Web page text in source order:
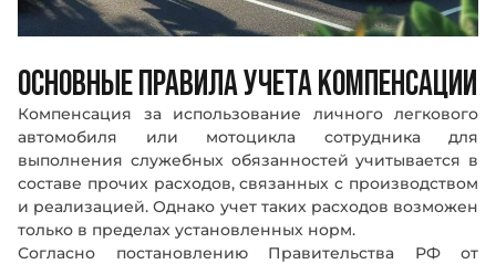
ОСНОВНЫЕ ПРАВИЛА УЧЕТА КОМПЕНСАЦИИ
Компенсация за использование личного легкового
автомобиля или мотоцикла сотрудника для
выполнения служебных обязанностей учитывается в
составе прочих расходов, связанных с производством
и реализацией. Однако учет таких расходов возможен
только в пределах установленных норм.
Согласно постановлению Правительства РФ от